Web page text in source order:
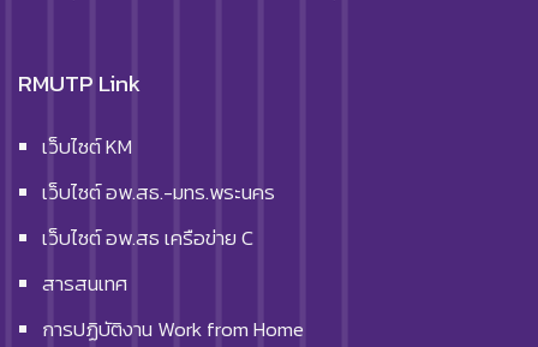
RMUTP Link
เว็บไซต์ KM
เว็บไซต์ อพ.สธ.-มทร.พระนคร
เว็บไซต์ อพ.สธ เครือข่าย C
สารสนเทศ
การปฏิบัติงาน Work from Home